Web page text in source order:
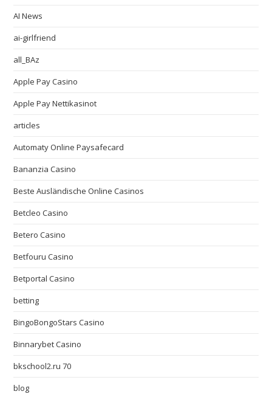
AI News
ai-girlfriend
all_BAz
Apple Pay Casino
Apple Pay Nettikasinot
articles
Automaty Online Paysafecard
Bananzia Casino
Beste Ausländische Online Casinos
Betcleo Casino
Betero Casino
Betfouru Casino
Betportal Casino
betting
BingoBongoStars Casino
Binnarybet Casino
bkschool2.ru 70
blog